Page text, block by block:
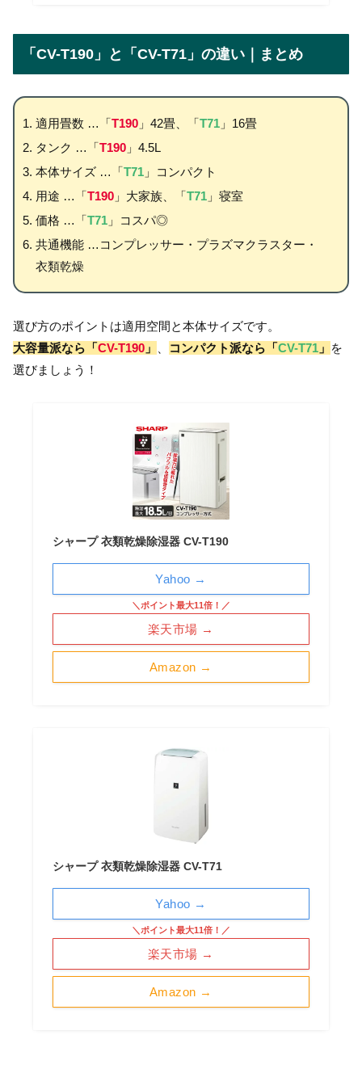
「CV-T190」と「CV-T71」の違い｜まとめ
適用畳数 …「T190」42畳、「T71」16畳
タンク …「T190」4.5L
本体サイズ …「T71」コンパクト
用途 …「T190」大家族、「T71」寝室
価格 …「T71」コスパ◎
共通機能 …コンプレッサー・プラズマクラスター・
衣類乾燥
選び方のポイントは適用空間と本体サイズです。
大容量派なら「CV-T190 」 コンパクト派なら「CV-T71 」 を
選びましょう！
シャープ 衣類乾燥除湿器 CV-T190
Amazon →
＼ポイント最大11倍！／
楽天市場 →
Yahoo →
シャープ 衣類乾燥除湿器 CV-T71
Amazon →
＼ポイント最大11倍！／
楽天市場 →
Yahoo →